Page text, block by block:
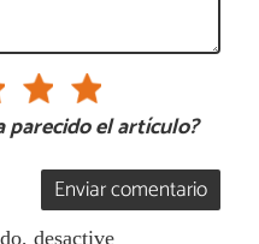
parecido el artículo?
Enviar comentario
desactive